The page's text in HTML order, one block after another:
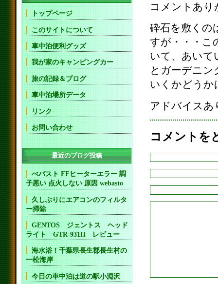
コメントあ
砕石を敷くの
すが・・・こ
いて、あいて
とガーデニン
いくかどうか
アドバイスあ
コメントを
トップページ
このサイトについて
車中泊便利グッズ
我が家のキャンピングカー
旅の記録＆ブログ
車中泊場所データ
リンク
お問い合わせ
最近のブログ投稿
べバスト FFヒーターエラー 調
子悪い 点火しない 原因 webasto
久しぶりにエアコンのフィルタ
ー掃除
GENTOS ジェントス ヘッド
ライト GTR-931H レビュー
海水浴！千葉県長生郡長生村の
一松海岸
今日の車中泊は道の駅小淵沢